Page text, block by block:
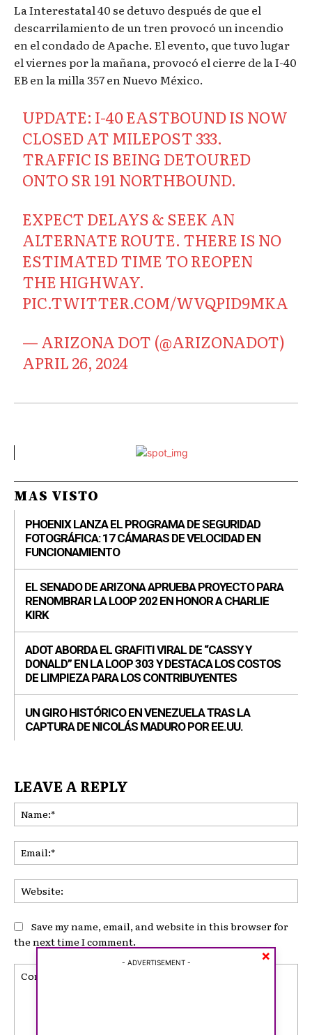
La Interestatal 40 se detuvo después de que el
descarrilamiento de un tren provocó un incendio
en el condado de Apache. El evento, que tuvo lugar
el viernes por la mañana, provocó el cierre de la I-40
EB en la milla 357 en Nuevo México.
UPDATE: I-40 EASTBOUND IS NOW
CLOSED AT MILEPOST 333.
TRAFFIC IS BEING DETOURED
ONTO SR 191 NORTHBOUND.
EXPECT DELAYS & SEEK AN
ALTERNATE ROUTE. THERE IS NO
ESTIMATED TIME TO REOPEN
THE HIGHWAY.
PIC.TWITTER.COM/WVQPID9MKA
— ARIZONA DOT (@ARIZONADOT)
APRIL 26, 2024
MAS VISTO
PHOENIX LANZA EL PROGRAMA DE SEGURIDAD
FOTOGRÁFICA: 17 CÁMARAS DE VELOCIDAD EN
FUNCIONAMIENTO
EL SENADO DE ARIZONA APRUEBA PROYECTO PARA
RENOMBRAR LA LOOP 202 EN HONOR A CHARLIE
KIRK
ADOT ABORDA EL GRAFITI VIRAL DE “CASSY Y
DONALD” EN LA LOOP 303 Y DESTACA LOS COSTOS
DE LIMPIEZA PARA LOS CONTRIBUYENTES
UN GIRO HISTÓRICO EN VENEZUELA TRAS LA
CAPTURA DE NICOLÁS MADURO POR EE.UU.
LEAVE A REPLY
Save my name, email, and website in this browser for
the next time I comment.
- ADVERTISEMENT - ×